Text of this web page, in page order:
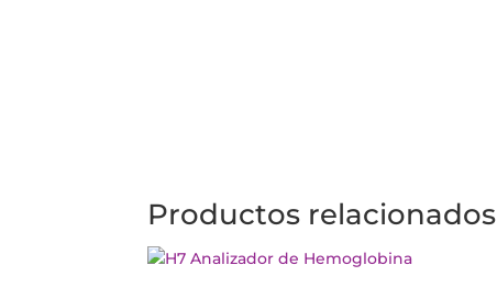
Productos relacionados